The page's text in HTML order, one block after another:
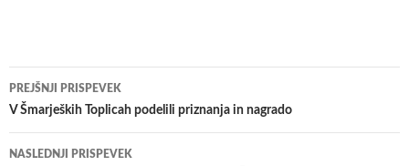
Krmarjenje
po
prispevkih
PREJŠNJI PRISPEVEK
V Šmarjeških Toplicah podelili priznanja in nagrado
NASLEDNJI PRISPEVEK